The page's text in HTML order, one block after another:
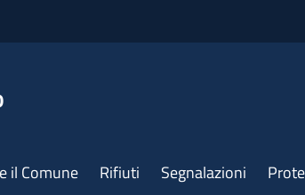
il Comune Rifiuti Segnalazioni